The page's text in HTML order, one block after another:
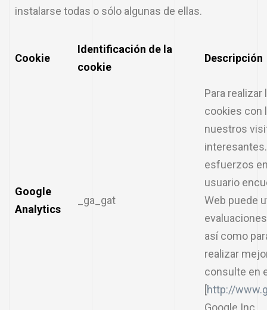
instalarse todas o sólo algunas de ellas.
Cookie
Identificación de la
cookie
Descripción
Google
Analytics
_ga_gat
Para
cookies con
nuestros
esfuerzos
usuario
Web puede
así como
realizar
consulte en
[http://
Google Inc.